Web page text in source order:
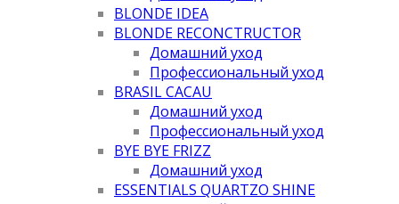
BLONDE IDEA
BLONDE RECONCTRUCTOR
Домашний уход
Профессиональный уход
BRASIL CACAU
Домашний уход
Профессиональный уход
BYE BYE FRIZZ
Домашний уход
ESSENTIALS QUARTZO SHINE